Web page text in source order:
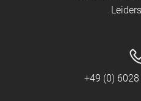
+49 (0)